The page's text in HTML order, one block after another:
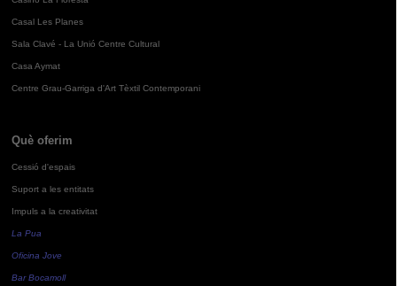
Casal Les Planes
Sala Clavé - La Unió Centre Cultural
Casa Aymat
Centre Grau-Garriga d'Art Tèxtil Contemporani
Què oferim
Cessió d'espais
Suport a les entitats
Impuls a la creativitat
La Pua
Oficina Jove
Bar Bocamoll